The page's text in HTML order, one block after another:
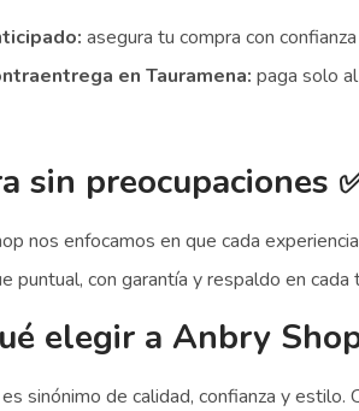
asegura tu compra con
en Tauramena: paga solo
sin preocupaciones
nos enfocamos en que cada
puntual, con garantía y respaldo en cada
elegir a Anbry
sinónimo de calidad, confianza y